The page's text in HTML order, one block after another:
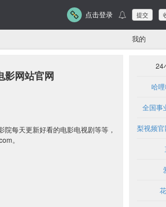
点击登录 提交
我的
影网站官网
每天更新好看的电影电视剧等等，
。
24
哈
全国事